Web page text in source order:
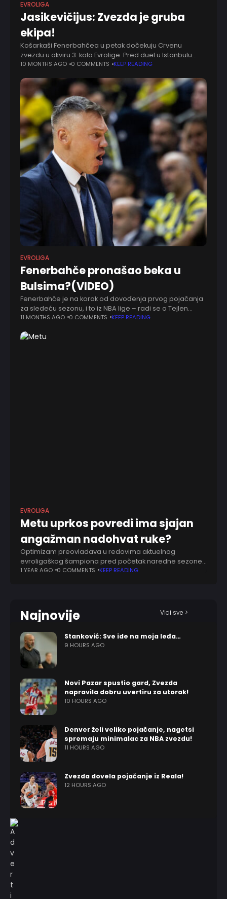
EVROLIGA
Jasikevičijus: Zvezda je gruba
ekipa!
Košarkaši Fenerbahčea u petak dočekuju Crvenu
zvezdu u okviru 3. kola Evrolige. Pred duel u Istanbulu
govorio je trener aktuelnog šampiona Evrope, Šarunas
Crvena zvezda
10 MONTHS AGO 0 COMMENTS KEEP READING
EVROLIGA
Fenerbahče pronašao beka u
Bulsima?(VIDEO)
Fenerbahče je na korak od dovođenja prvog pojačanja
za sledeću sezonu, i to iz NBA lige – radi se o Tejlen
Horton-Takeru, 24-godišnjem beku koji je spreman za
11 MONTHS AGO 0 COMMENTS KEEP READING
EVROLIGA
Metu uprkos povredi ima sjajan
angažman nadohvat ruke?
Optimizam preovladava u redovima aktuelnog
evroligaškog šampiona pred početak naredne sezone.
Još uvek se Čimezi Metu oporavlja od teške povrede
1 YEAR AGO 0 COMMENTS KEEP READING
Najnovije Vidi sve >
Stanković: Sve ide na moja leđa…
9 HOURS AGO
Novi Pazar spustio gard, Zvezda
napravila dobru uvertiru za utorak!
10 HOURS AGO
Denver želi veliko pojačanje, nagetsi
spremaju minimalac za NBA zvezdu!
11 HOURS AGO
Zvezda dovela pojačanje iz Reala!
12 HOURS AGO